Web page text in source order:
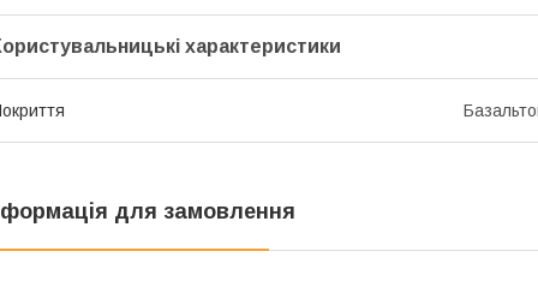
характеристики
для замовлення